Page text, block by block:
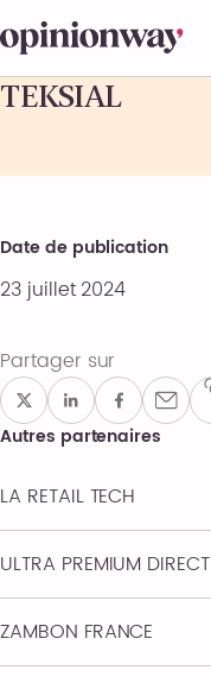
TEKSIAL
Date de publication
23 juillet 2024
Partager sur
Autres partenaires
LA RETAIL TECH
ULTRA PREMIUM DIRECT
ZAMBON FRANCE